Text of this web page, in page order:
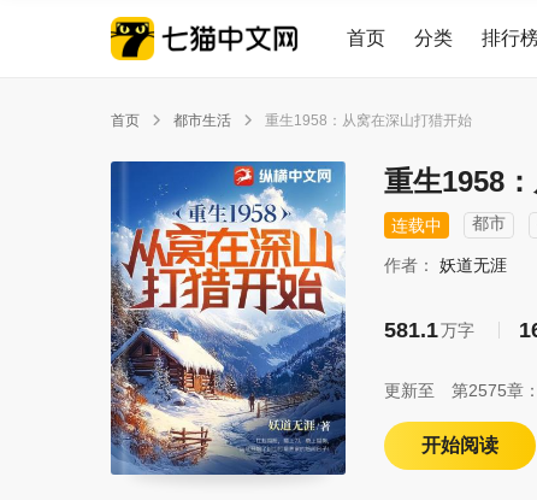
首页 分类 排行
首页  都市生活  重生1958：从窝在深山打猎开始
重生1958
连载中 都市
作者： 妖道无涯
581.1万字
更新至 第2575章
开始阅读